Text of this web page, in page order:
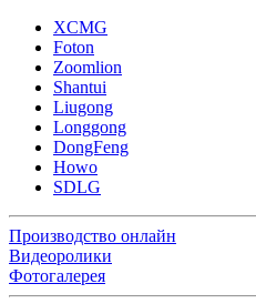
XCMG
Foton
Zoomlion
Shantui
Liugong
Longgong
DongFeng
Howo
SDLG
Производство онлайн
Видеоролики
Фотогалерея